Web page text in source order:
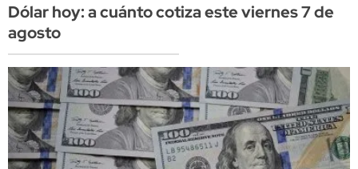
Dólar hoy: a cuánto cotiza este viernes 7 de
agosto